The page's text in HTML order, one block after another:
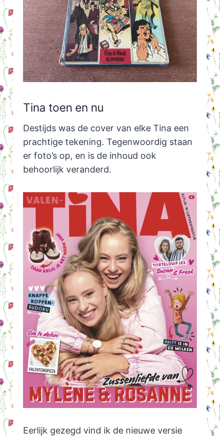
Tina toen en nu
Destijds was de cover van elke Tina een
prachtige tekening. Tegenwoordig staan
er foto’s op, en is de inhoud ook
behoorlijk veranderd.
Eerlijk gezegd vind ik de nieuwe versie